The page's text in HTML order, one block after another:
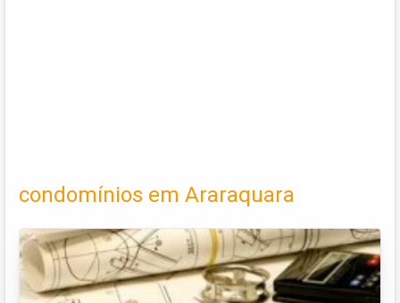
condomínios em Araraquara